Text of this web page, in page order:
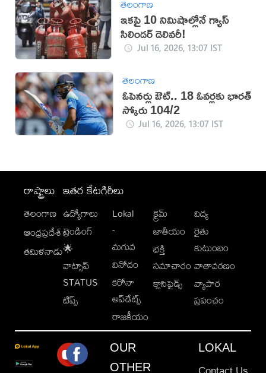
తెలంగాణ
ఇకపై 10 నిమిషాల్లోనే గ్యాస్
సిలిండర్ డెలివరీ!
Jul 16, 2026, 13:07 IST
తెలంగాణ
ఓపెనర్లు ఔట్‌.. 18 ఓవర్లకు భారత్‌
స్కోరు 104/2
Jul 16, 2026, 13:07 IST
రాష్ట్రాలు
తెలంగాణ
ఆంధ్రప్రదేశ్
తమిళనాడు
ఇతర కేటగిరీలు
ఉద్యోగాలు
ట్రెండింగ్
🌟
వాట్సాప్
STATUS
టిప్స్
Lokal
-
మగువ
వినోదం
కరోనా
అప్‌డేట్స్
రాజకీయం
క్రైమ్
జాతీయం
భక్తి
సమాచారం
క్లాసిఫైడ్స్
విద్య
రైతు
కుటుంబం
వాతావరణం
వ్యాపార
ప్రపంచం
OUR
OTHER
LOKAL